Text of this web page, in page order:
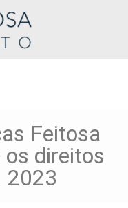
Feitosa
direitos
2023